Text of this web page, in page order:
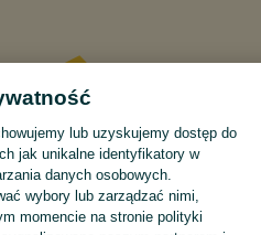
nie tak...
lub uzyskujemy dostęp do
jak unikalne identyfikatory w
danych osobowych.
wybory lub zarządzać nimi,
momencie na stronie polityki